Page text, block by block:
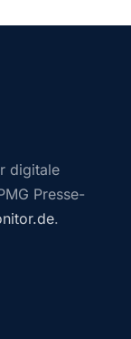
digitale
Presse-
.